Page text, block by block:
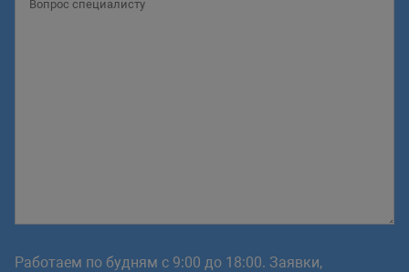
Работаем по будням с 9:00 до 18:00. Заявки,